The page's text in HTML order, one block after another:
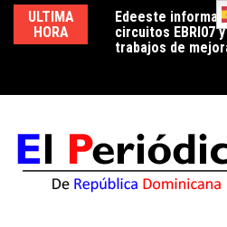
Skip
content
ULTIMA
HORA
Edeeste informa
circuitos EBRI07
trabajos de
Edeeste exhorta
uso eficiente de
consumo